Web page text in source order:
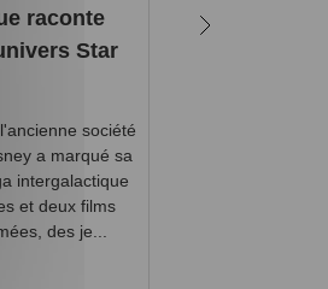
raconte
Star
société
a marqué sa
intergalactique
et deux films
des je...